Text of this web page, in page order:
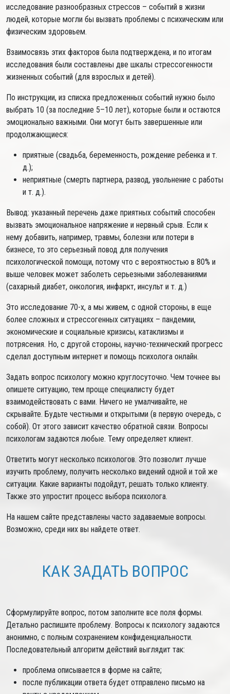
исследование разнообразных стрессов – событий в жизни
людей, которые могли бы вызвать проблемы с психическим или
физическим здоровьем.
Взаимосвязь этих факторов была подтверждена, и по итогам
исследования были составлены две шкалы стрессогенности
жизненных событий (для взрослых и детей).
По инструкции, из списка предложенных событий нужно было
выбрать 10 (за последние 5–10 лет), которые были и остаются
эмоционально важными. Они могут быть завершенные или
продолжающиеся:
приятные (свадьба, беременность, рождение ребенка и т.
д.);
неприятные (смерть партнера, развод, увольнение с работы
и т. д.).
Вывод: указанный перечень даже приятных событий способен
вызвать эмоциональное напряжение и нервный срыв. Если к
нему добавить, например, травмы, болезни или потери в
бизнесе, то это серьезный повод для получения
психологической помощи, потому что с вероятностью в 80% и
выше человек может заболеть серьезными заболеваниями
(сахарный диабет, онкология, инфаркт, инсульт и т. д.)
Это исследование 70-х, а мы живем, с одной стороны, в еще
более сложных и стрессогенных ситуациях – пандемии,
экономические и социальные кризисы, катаклизмы и
потрясения. Но, с другой стороны, научно-технический прогресс
сделал доступным интернет и помощь психолога онлайн.
Задать вопрос психологу можно круглосуточно. Чем точнее вы
опишете ситуацию, тем проще специалисту будет
взаимодействовать с вами. Ничего не умалчивайте, не
скрывайте. Будьте честными и открытыми (в первую очередь, с
собой). От этого зависит качество обратной связи. Вопросы
психологам задаются любые. Тему определяет клиент.
Ответить могут несколько психологов. Это позволит лучше
изучить проблему, получить несколько видений одной и той же
ситуации. Какие варианты подойдут, решать только клиенту.
Также это упростит процесс выбора психолога.
На нашем сайте представлены часто задаваемые вопросы.
Возможно, среди них вы найдете ответ.
КАК ЗАДАТЬ ВОПРОС
Сформулируйте вопрос, потом заполните все поля формы.
Детально распишите проблему. Вопросы к психологу задаются
анонимно, с полным сохранением конфиденциальности.
Последовательный алгоритм действий выглядит так:
проблема описывается в форме на сайте;
после публикации ответа будет отправлено письмо на